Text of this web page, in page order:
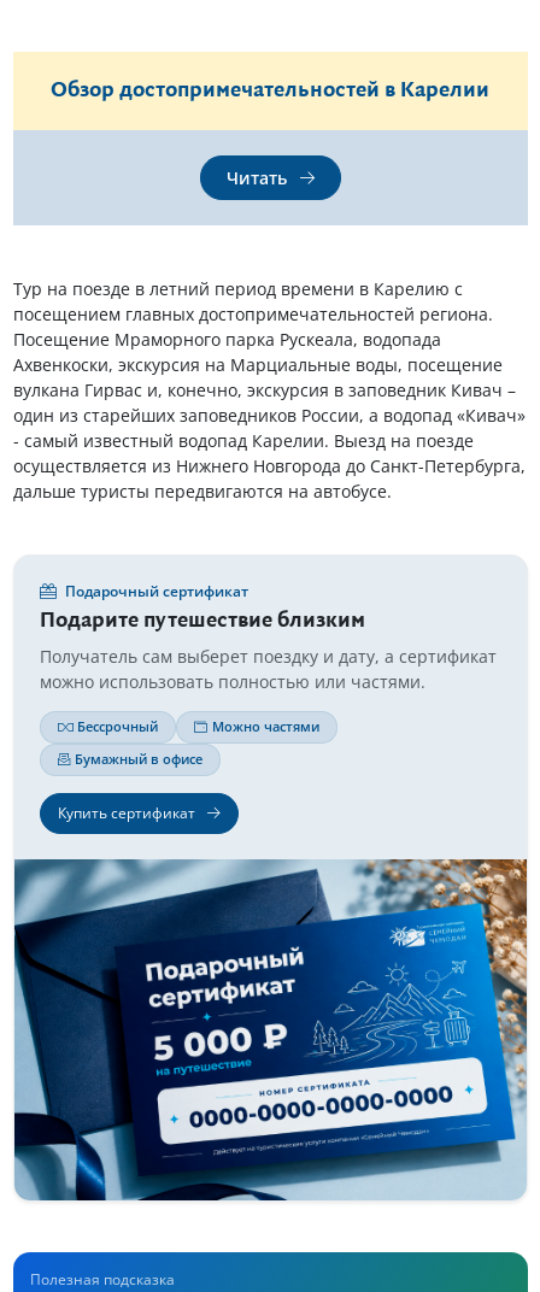
Обзор достопримечательностей в Карелии
Читать
Тур на поезде в летний период времени в Карелию с
посещением главных достопримечательностей региона.
Посещение Мраморного парка Рускеала, водопада
Ахвенкоски, экскурсия на Марциальные воды, посещение
вулкана Гирвас и, конечно, экскурсия в заповедник Кивач –
один из старейших заповедников России, а водопад «Кивач»
- самый известный водопад Карелии. Выезд на поезде
осуществляется из Нижнего Новгорода до Санкт-Петербурга,
дальше туристы передвигаются на автобусе.
Подарочный сертификат
Подарите путешествие близким
Получатель сам выберет поездку и дату, а сертификат
можно использовать полностью или частями.
Бессрочный
Можно частями
Бумажный в офисе
Купить сертификат
Полезная подсказка